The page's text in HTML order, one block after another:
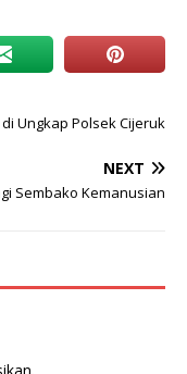
Ungkap Polsek Cijeruk
NEXT
Sembako Kemanusian